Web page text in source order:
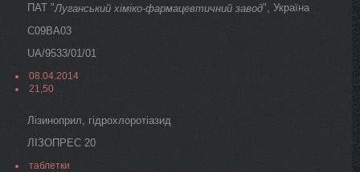
ПАТ "Луганський хіміко-фармацевтичний завод", Україна
C09BA03
UA/9533/01/01
08.04.2014
21,50
Лізиноприл, гідрохлоротіазид
ЛІЗОПРЕС 20
таблетки